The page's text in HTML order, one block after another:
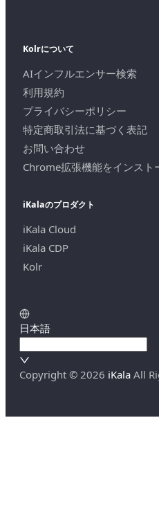
Kolrについて
AIインフルエンサー検索
利用規約
プライバシーポリシー
特定商取引法に基づく表記
お問い合わせ
Chrome拡張機能をインスト
iKalaのプロダクト
iKala Cloud
iKala CDP
Kolr
日本語
Copyright © 2026 iKala All